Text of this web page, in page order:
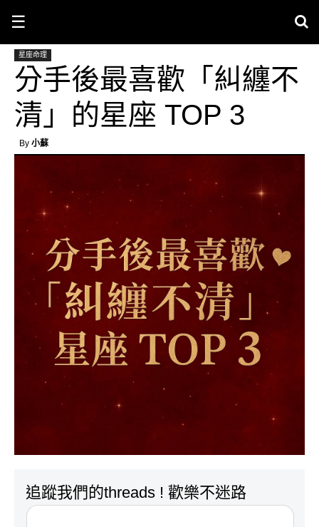
☰
星座命理
分手後最喜歡「糾纏不
清」的星座 TOP 3
By 小蘇
追蹤我們的threads ! 歡樂不迷路